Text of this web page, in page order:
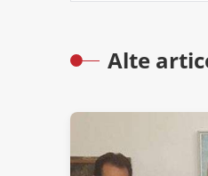
Alte